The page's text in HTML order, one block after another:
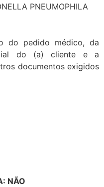
PNEUMOPHILA
do pedido médico, da
do (a) cliente e a
documentos exigidos
NÃO